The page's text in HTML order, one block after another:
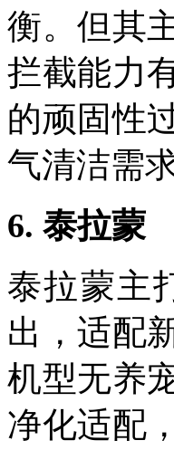
衡。但其
拦截能力
的顽固性
气清洁需求
6. 泰拉蒙
泰拉蒙主
出，适配
机型无养
净化适配